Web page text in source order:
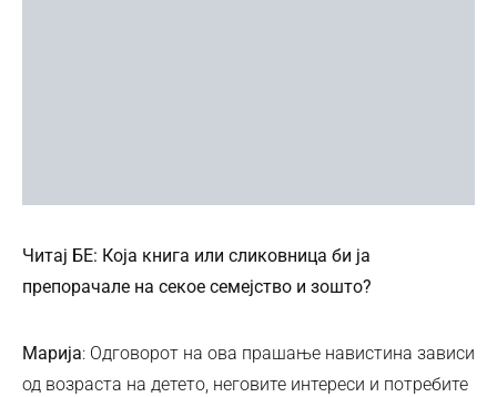
Читај БЕ: Која книга или сликовница би ја
препорачале на секое семејство и зошто?
Марија: Одговорот на ова прашање навистина зависи
од возраста на детето, неговите интереси и потребите